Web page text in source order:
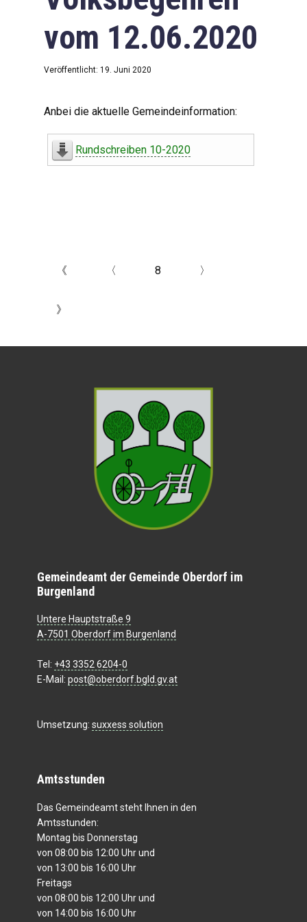
vom 12.06.2020
Veröffentlicht: 19. Juni 2020
Anbei die aktuelle Gemeindeinformation:
Rundschreiben 10-2020
《 〈 8 〉
》
Gemeindeamt der Gemeinde Oberdorf im
Burgenland
Untere Hauptstraße 9
A-7501 Oberdorf im Burgenland
Tel: +43 3352 6204-0
E-Mail: post@oberdorf.bgld.gv.at
Umsetzung: suxxess solution
Amtsstunden
Das Gemeindeamt steht Ihnen in den
Amtsstunden:
Montag bis Donnerstag
von 08:00 bis 12:00 Uhr und
von 13:00 bis 16:00 Uhr
Freitags
von 08:00 bis 12:00 Uhr und
von 14:00 bis 16:00 Uhr